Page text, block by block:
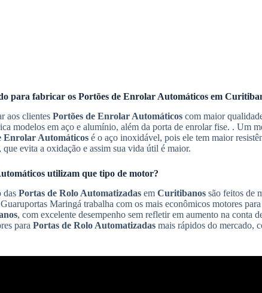
para fabricar os Portões de Enrolar Automáticos em
aos clientes Portões de Enrolar Automáticos com maior
modelos em aço e alumínio, além da porta de enrolar fise. . Um
Enrolar Automáticos é o aço inoxidável, pois ele tem maior
evita a oxidação e assim sua vida útil é maior.
utilizam que tipo de motor?
das Portas de Rolo Automatizadas em Curitibanos são feitos de
Maringá trabalha com os mais econômicos motores para
, com excelente desempenho sem refletir em aumento na conta
para Portas de Rolo Automatizadas mais rápidos do mercado,